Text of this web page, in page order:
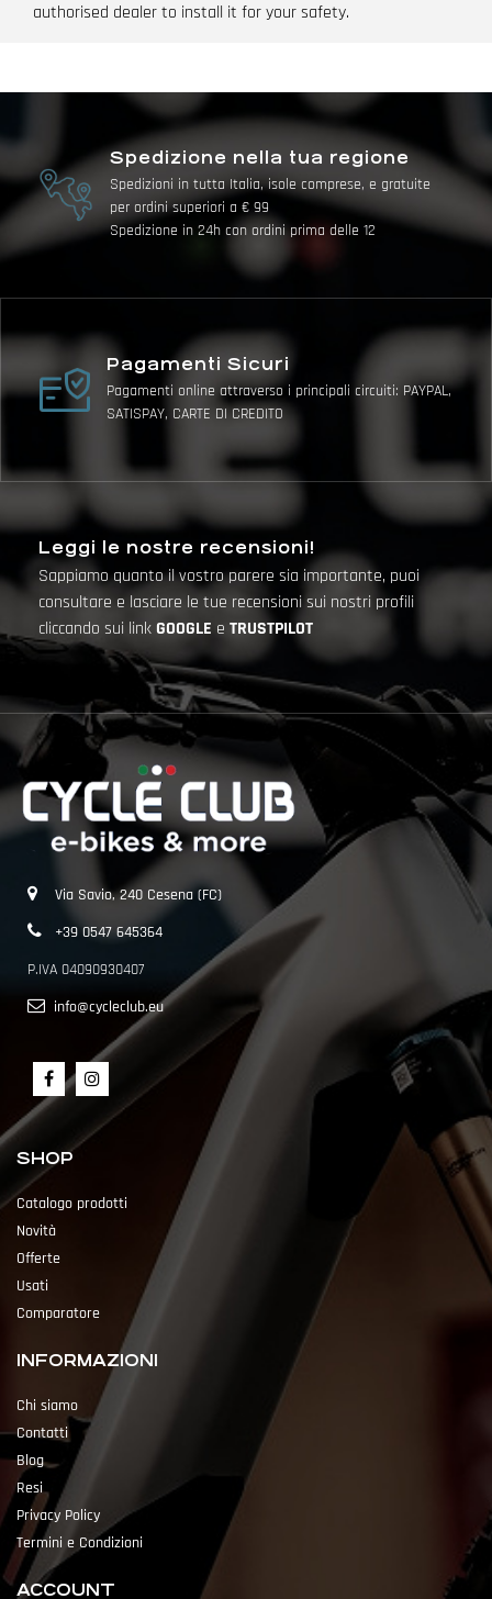
authorised dealer to install it for your safety.
Spedizione nella tua regione
Spedizioni in tutta Italia, isole comprese, e gratuite
per ordini superiori a € 99
Spedizione in 24h con ordini prima delle 12
Pagamenti Sicuri
Pagamenti online attraverso i principali circuiti: PAYPAL,
SATISPAY, CARTE DI CREDITO
Leggi le nostre recensioni!
Sappiamo quanto il vostro parere sia importante, puoi
consultare e lasciare le tue recensioni sui nostri profili
cliccando sui linkGOOGLE e TRUSTPILOT
Via Savio, 240 Cesena (FC)
+39 0547 645364
P.IVA 04090930407
info@cycleclub.eu
SHOP
Catalogo prodotti
Novità
Offerte
Usati
Comparatore
INFORMAZIONI
Chi siamo
Contatti
Blog
Resi
Privacy Policy
Termini e Condizioni
ACCOUNT